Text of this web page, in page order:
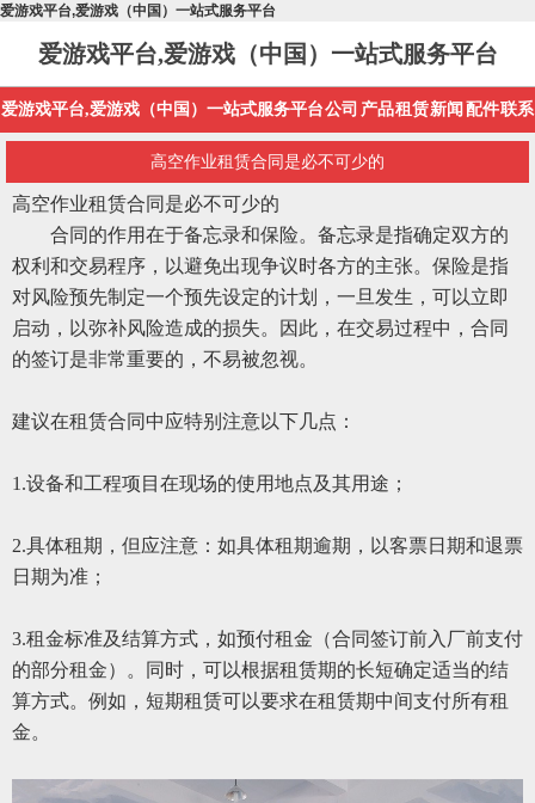
爱游戏平台,爱游戏（中国）一站式服务平台
爱游戏平台,爱游戏（中国）一站式服务平台
爱游戏平台,爱游戏（中国）一站式服务平台公司 产品租赁新闻 配件联系
高空作业租赁合同是必不可少的
高空作业租赁合同是必不可少的
合同的作用在于备忘录和保险。备忘录是指确定双方的
权利和交易程序，以避免出现争议时各方的主张。保险是指
对风险预先制定一个预先设定的计划，一旦发生，可以立即
启动，以弥补风险造成的损失。因此，在交易过程中，合同
的签订是非常重要的，不易被忽视。
建议在租赁合同中应特别注意以下几点：
1.设备和工程项目在现场的使用地点及其用途；
2.具体租期，但应注意：如具体租期逾期，以客票日期和退票
日期为准；
3.租金标准及结算方式，如预付租金（合同签订前入厂前支付
的部分租金）。同时，可以根据租赁期的长短确定适当的结
算方式。例如，短期租赁可以要求在租赁期中间支付所有租
金。